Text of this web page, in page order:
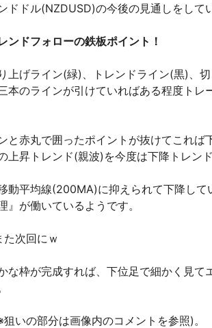
ドドル(NZDUSD)の今後の見通しをして
ンドフォローの鉄板ポイント！
上げライン(緑)、トレンドライン(黒)、
本のラインが引けていればある程度ト
と赤丸で囲ったポイントが抜けてこれば
上昇トレンド(親波)を今度は下降トレン
動平均線(200MA)に抑えられて下降し
』が働いているようです。
次回にｗ
な枠が完成すれば、下位足で細かく見て
いの部分は画像内のコメントを参照)。